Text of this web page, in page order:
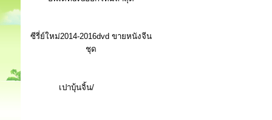
ซีรี่ย์ใหม่2014-2016dvd ขายหนังจีน
ชุด
เปาบุ้นจิ้น/